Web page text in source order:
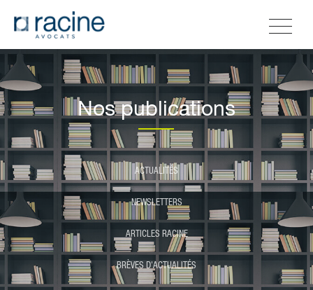
Nos publications
ACTUALITÉS
NEWSLETTERS
ARTICLES RACINE
BRÈVES D'ACTUALITÉS